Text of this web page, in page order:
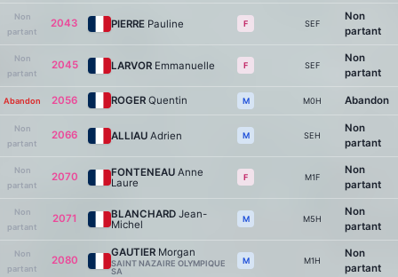
Non
partant
2043 PIERRE Pauline F SEF
Non
partant
Non
partant
2045 LARVOR Emmanuelle F SEF
Non
partant
Abandon 2056 ROGER Quentin M M0H Abandon
Non
partant
2066 ALLIAU Adrien M SEH
Non
partant
Non
partant
2070 FONTENEAU Anne
Laure
F M1F
Non
partant
Non
partant
2071 BLANCHARD Jean-
Michel
M M5H
Non
partant
Non
partant
2080
GAUTIER Morgan
SAINT NAZAIRE OLYMPIQUE
SA
M M1H
Non
partant